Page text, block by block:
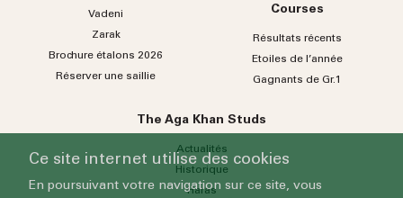
Vadeni
Zarak
Brochure étalons 2026
Réserver une saillie
Courses
Résultats récents
Etoiles de l’année
Gagnants de Gr.1
The Aga Khan Studs
Actualités
Historique
Haras
Ce site internet utilise des cookies
En poursuivant votre navigation sur ce site, vous